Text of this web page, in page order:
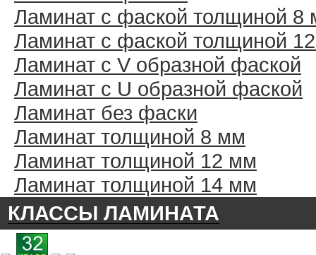
Ламинат с фаской толщиной 8
Ламинат с фаской толщиной
Ламинат с V образной фаской
Ламинат с U образной фаской
Ламинат без фаски
Ламинат толщиной 8 мм
Ламинат толщиной 12 мм
Ламинат толщиной 14 мм
КЛАССЫ ЛАМИНАТА